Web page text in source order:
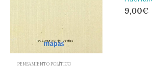
PENSAMIENTO POLÍTICO
9,00€